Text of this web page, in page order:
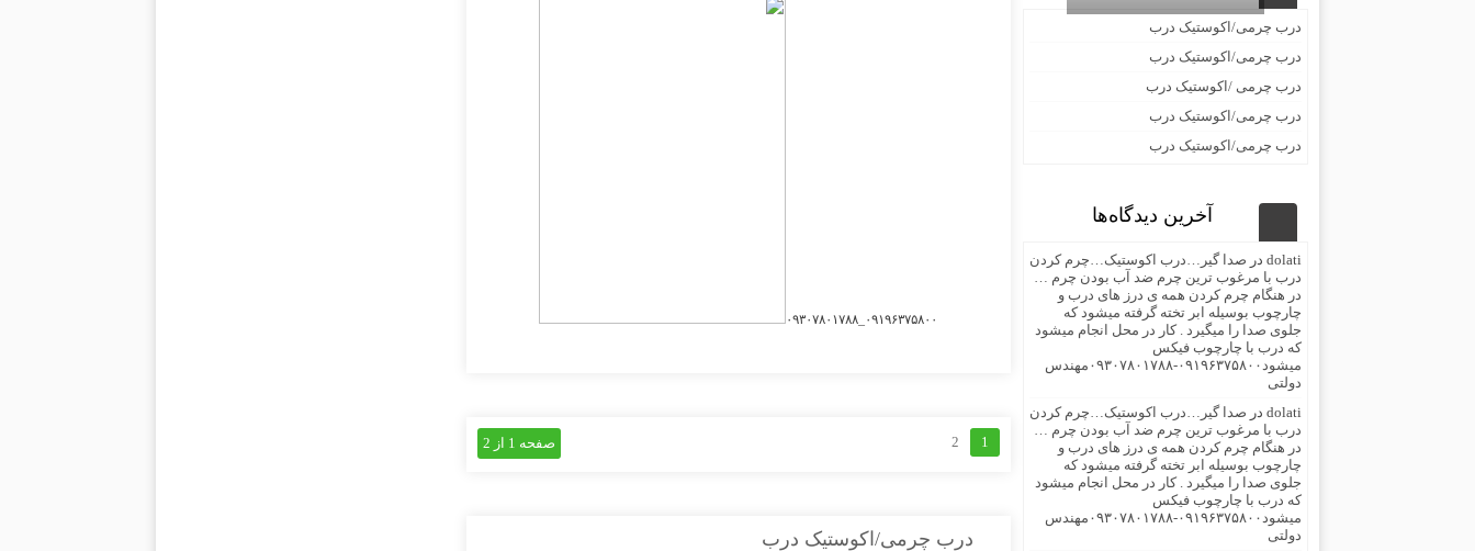
۰۹۱۹۶۳۷۵۸۰۰_۰۹۳۰۷۸۰۱۷۸۸
درب چرمی/اکوستیک درب
صفحه 1 از 2 1
2
درب چرمی/اکوستیک درب
درب چرمی/اکوستیک درب
درب چرمی /اکوستیک درب
درب چرمی/اکوستیک درب
درب چرمی/اکوستیک درب
آخرین دیدگاه‌ها
dolati در صدا گیر…درب اکوستیک…چرم کردن
درب با مرغوب ترین چرم ضد آب بودن چرم …
در هنگام چرم کردن همه ی درز های درب و
چارچوب بوسیله ابر تخته گرفته میشود که
جلوی صدا را میگیرد . کار در محل انجام میشود
که درب با چارچوب فیکس
میشود۰۹۱۹۶۳۷۵۸۰۰-۰۹۳۰۷۸۰۱۷۸۸مهندس
دولتی
dolati در صدا گیر…درب اکوستیک…چرم کردن
درب با مرغوب ترین چرم ضد آب بودن چرم …
در هنگام چرم کردن همه ی درز های درب و
چارچوب بوسیله ابر تخته گرفته میشود که
جلوی صدا را میگیرد . کار در محل انجام میشود
که درب با چارچوب فیکس
میشود۰۹۱۹۶۳۷۵۸۰۰-۰۹۳۰۷۸۰۱۷۸۸مهندس
دولتی